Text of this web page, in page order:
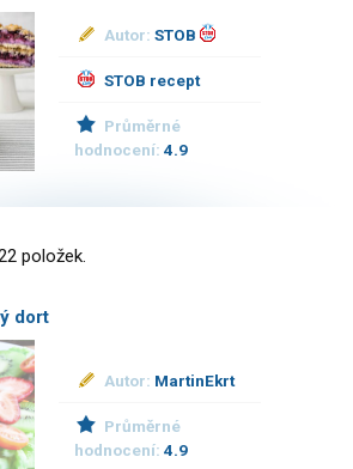
Autor:STOB
STOB recept
Průměrné
hodnocení:4.9
položek.
dort
Autor: MartinEkrt
Průměrné
hodnocení:4.9